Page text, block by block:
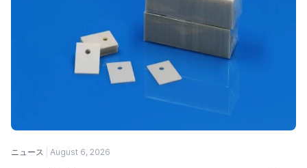
ニュース August 6, 2026